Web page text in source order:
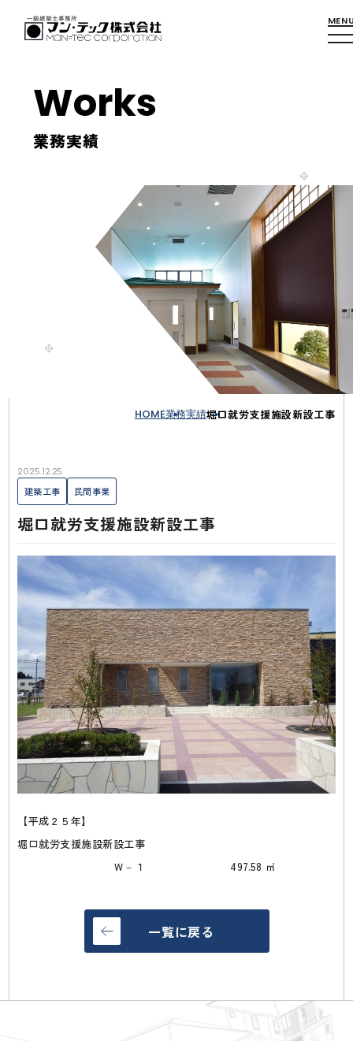
Works
業務実績
HOME業務実績堀口就労支援施設新設工事
2025.12.25
建築工事
民間事業
堀口就労支援施設新設工事
【平成２５年】
堀口就労支援施設新設工事
Ｗ－１ 497.58 ㎡
一覧に戻る